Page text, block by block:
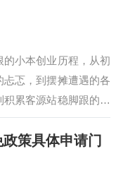
的小本创业历程，从初
忐忑，到摆摊遭遇的各
累客源站稳脚跟的过
业路上的酸甜苦辣与实
小本创业的普通人提
策具体申请门